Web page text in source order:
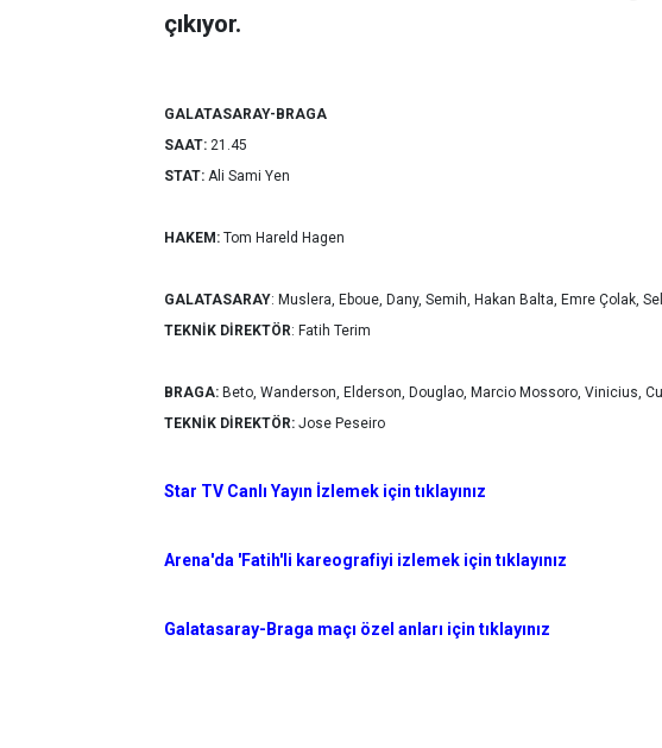
çıkıyor.
GALATASARAY-BRAGA
SAAT: 21.45
STAT: Ali Sami Yen
HAKEM: Tom Hareld Hagen
GALATASARAY: Muslera, Eboue, Dany, Semih, Hakan Balta, Emre Çolak,
TEKNİK DİREKTÖR: Fatih Terim
BRAGA: Beto, Wanderson, Elderson, Douglao, Marcio Mossoro, Vinicius,
TEKNİK DİREKTÖR: Jose Peseiro
Star TV Canlı Yayın İzlemek için tıklayınız
Arena'da 'Fatih'li kareografiyi izlemek için tıklayınız
Galatasaray-Braga maçı özel anları için tıklayınız